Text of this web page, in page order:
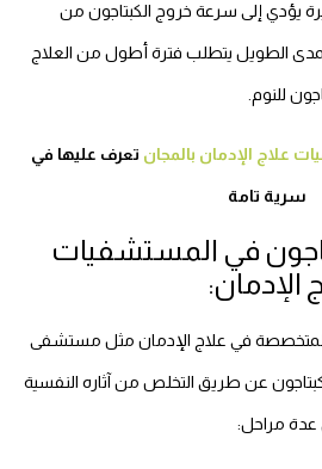
يؤدي إلى سرعة خروج الكبتاجون من
الطويل يتطلب فترة أطول من العلاج
للنوم.
علاج الإدمان بالمجان تعرف عليها في
سرية تامة
في المستشفيات
الإدمان:
في علاج الإدمان مثل مستشفى
عن طريق التخلص من آثاره النفسية
عدة مراحل: